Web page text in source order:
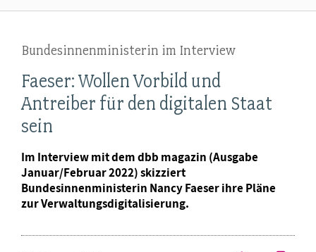
Bundesinnenministerin im Interview
Faeser: Wollen Vorbild und
Antreiber für den digitalen Staat
sein
Im Interview mit dem dbb magazin (Ausgabe
Januar/Februar 2022) skizziert
Bundesinnenministerin Nancy Faeser ihre Pläne
zur Verwaltungsdigitalisierung.